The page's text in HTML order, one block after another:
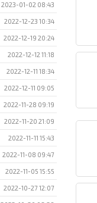
2023-01-02 08:43
2022-12-23 10:34
2022-12-19 20:24
2022-12-12 11:18
2022-12-11 18:34
2022-12-11 09:05
2022-11-28 09:19
2022-11-20 21:09
2022-11-11 15:43
2022-11-08 09:47
2022-11-05 15:55
2022-10-27 12:07